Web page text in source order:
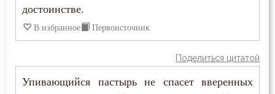
Исправление
Истина
Колдовство
достоинстве.
В избранное Первоисточник
Поделиться цитатой
Упивающийся пастырь не спасет вверенных